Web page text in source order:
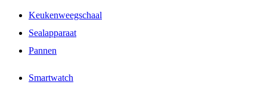
Keukenweegschaal
Sealapparaat
Pannen
Smartwatch